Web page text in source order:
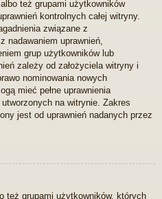
też grupami użytkowników
kontrolnych całej witryny.
związane z
nadawaniem uprawnień,
grup użytkowników lub
zależy od założyciela witryny i
nominowania nowych
mieć pełne uprawnienia
na witrynie. Zakres
jest od uprawnień nadanych przez
też grupami użytkowników, których